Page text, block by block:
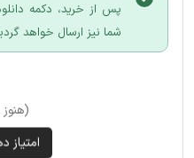
پس از خرید، دکمه
شما نیز ارسال خواهد